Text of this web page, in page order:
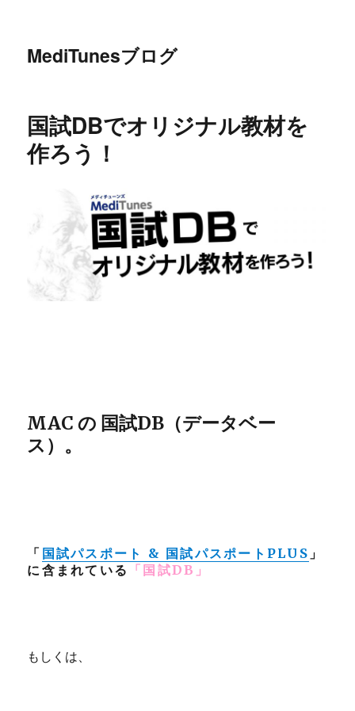
MediTunesブログ
国試DBでオリジナル教材を
作ろう！
MAC の 国試DB（データベー
ス）。
「 国試パスポート & 国試パスポートPLUS 」
に含まれている 「 国試DB」
もしくは、